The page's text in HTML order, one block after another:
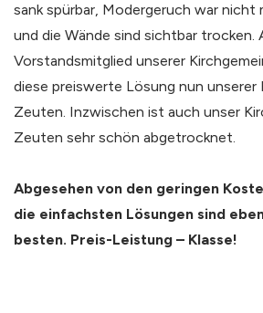
sank spürbar, Modergeruch war nicht
und die Wände sind sichtbar trocken.
Vorstandsmitglied unserer
diese preiswerte Lösung nun unserer
Zeuten. Inzwischen ist auch unser
Zeuten sehr schön abgetrocknet.
Abgesehen von den geringen
die einfachsten Lösungen sind
besten. Preis-Leistung – Klasse!